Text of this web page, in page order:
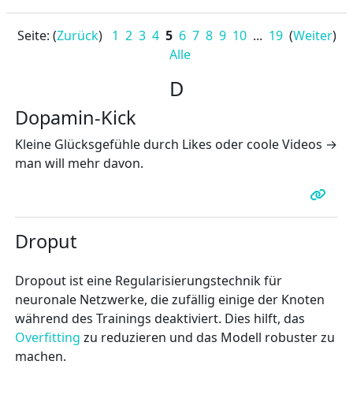
Seite: (Zurück) 1 2 3 4 5 6 7 8 9 10... 19(Weiter)
Alle
D
Dopamin-Kick
Kleine Glücksgefühle durch Likes oder coole Videos →
man will mehr davon.
Droput
Dropout ist eine Regularisierungstechnik für
neuronale Netzwerke, die zufällig einige der Knoten
während des Trainings deaktiviert. Dies hilft, das
Overfitting zu reduzieren und das Modell robuster zu
machen.